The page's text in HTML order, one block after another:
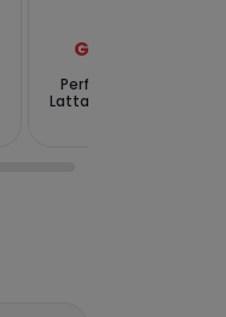
Gs. 256.794
Perfume Masculino
Lattafa Asad Bourbon